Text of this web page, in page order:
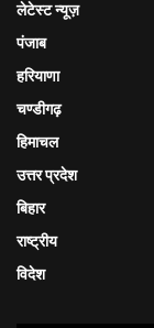
लेटेस्ट न्यूज़
पंजाब
हरियाणा
चण्डीगढ़
हिमाचल
उत्तर प्रदेश
बिहार
राष्ट्रीय
विदेश